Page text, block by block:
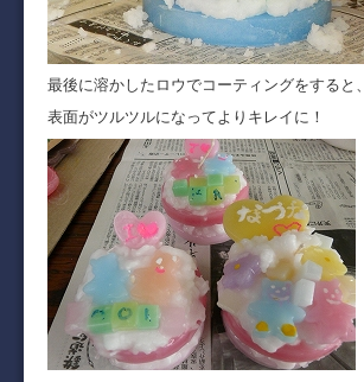
最後に溶かしたロウでコーティングをすると、
表面がツルツルになってよりキレイに！